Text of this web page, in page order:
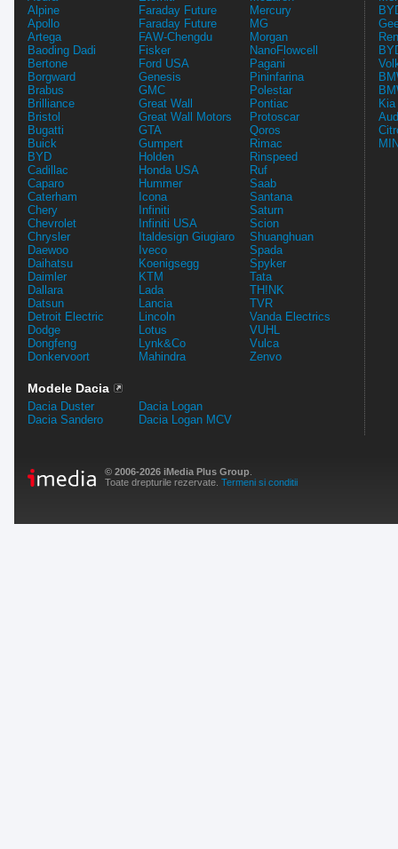
Alpine
Apollo
Artega
Baoding Dadi
Bertone
Borgward
Brabus
Brilliance
Bristol
Bugatti
Buick
BYD
Cadillac
Caparo
Caterham
Chery
Chevrolet
Chrysler
Daewoo
Daihatsu
Daimler
Dallara
Datsun
Detroit Electric
Dodge
Dongfeng
Donkervoort
Faraday Future
Faraday Future
FAW-Chengdu
Fisker
Ford USA
Genesis
GMC
Great Wall
Great Wall Motors
GTA
Gumpert
Holden
Honda USA
Hummer
Icona
Infiniti
Infiniti USA
Italdesign Giugiaro
Iveco
Koenigsegg
KTM
Lada
Lancia
Lincoln
Lotus
Lynk&Co
Mahindra
Mercury
MG
Morgan
NanoFlowcell
Pagani
Pininfarina
Polestar
Pontiac
Protoscar
Qoros
Rimac
Rinspeed
Ruf
Saab
Santana
Saturn
Scion
Shuanghuan
Spada
Spyker
Tata
TH!NK
TVR
Vanda Electrics
VUHL
Vulca
Zenvo
Modele Dacia
Dacia Duster
Dacia Sandero
Dacia Logan
Dacia Logan MCV
© 2006-2026 iMedia Plus Group
Toate drepturile rezervate. Termeni si conditii